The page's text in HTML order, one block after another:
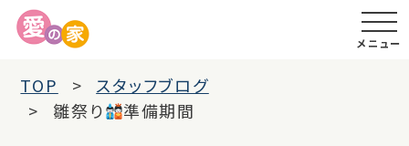
メニュー
TOP
スタッフブログ
雛祭り
準備期間